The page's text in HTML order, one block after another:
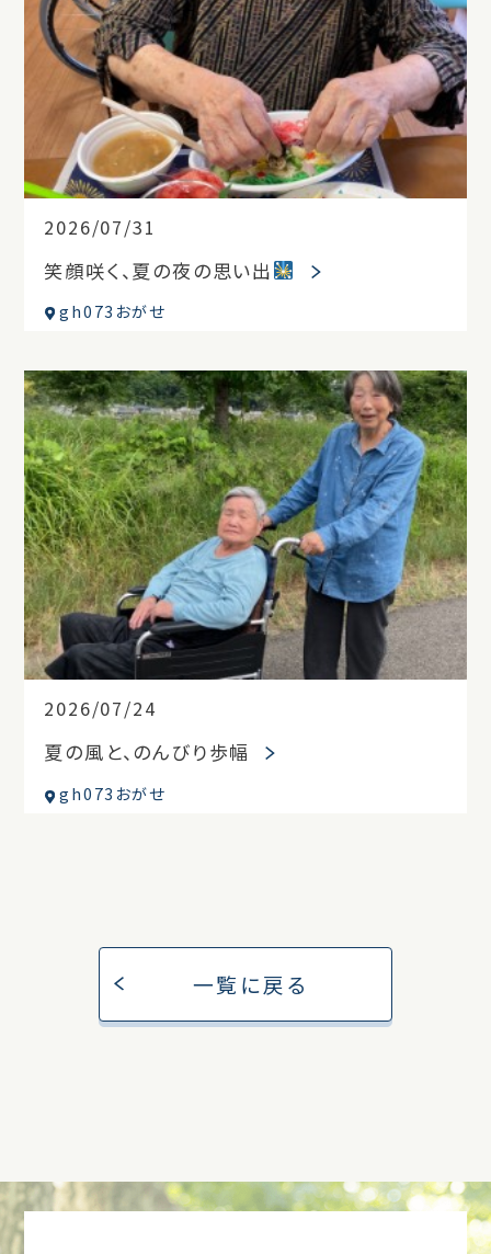
2026/07/31
笑顔咲く、夏の夜の思い出
gh073おがせ
2026/07/24
夏の風と、のんびり歩幅
gh073おがせ
一覧に戻る